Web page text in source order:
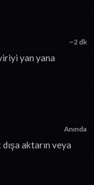
~2 dk
yan yana
Anında
aktarın veya